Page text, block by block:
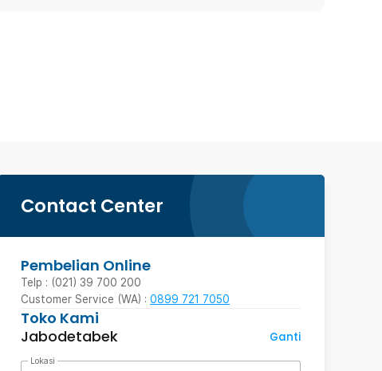
Contact Center
Pembelian Online
Telp : (021) 39 700 200
Customer Service (WA) : 0899 721 7050
Toko Kami
Jabodetabek
Ganti
Lokasi